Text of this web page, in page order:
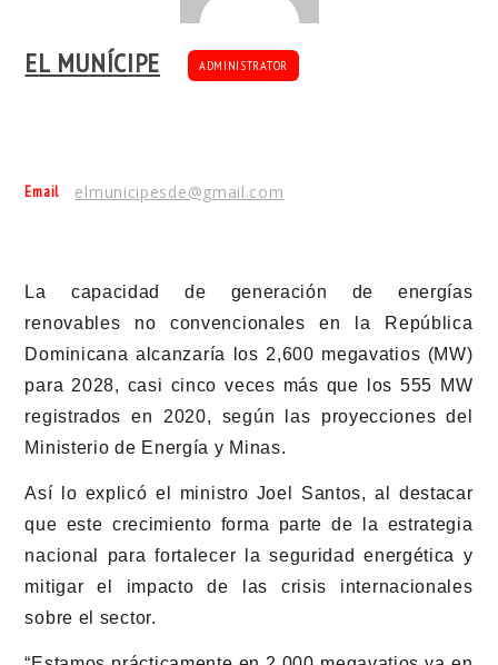
EL MUNÍCIPE ADMINISTRATOR
Email elmunicipesde@gmail.com
La capacidad de generación de energías
renovables no convencionales en la República
Dominicana alcanzaría los 2,600 megavatios (MW)
para 2028, casi cinco veces más que los 555 MW
registrados en 2020, según las proyecciones del
Ministerio de Energía y Minas.
Así lo explicó el ministro Joel Santos, al destacar
que este crecimiento forma parte de la estrategia
nacional para fortalecer la seguridad energética y
mitigar el impacto de las crisis internacionales
sobre el sector.